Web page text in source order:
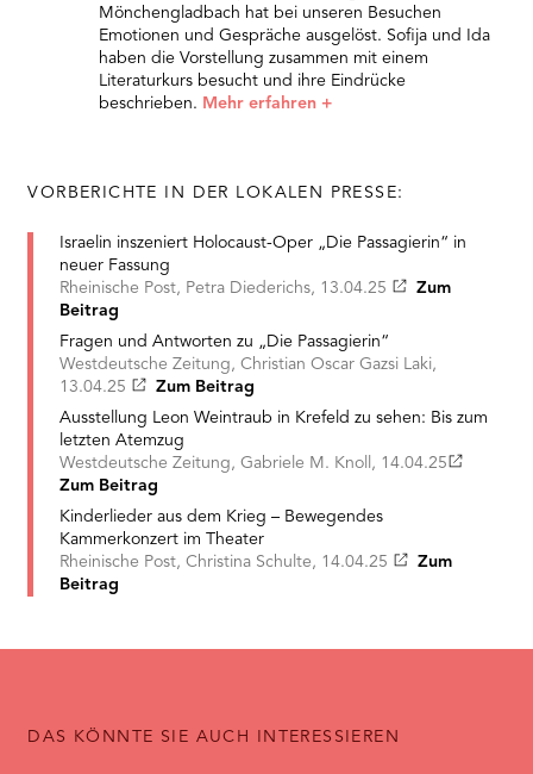
Mönchengladbach hat bei unseren Besuchen
Emotionen und Gespräche ausgelöst. Sofija und Ida
haben die Vorstellung zusammen mit einem
Literaturkurs besucht und ihre Eindrücke
beschrieben. Mehr erfahren +
VORBERICHTE IN DER LOKALEN PRESSE:
Israelin inszeniert Holocaust-Oper „Die Passagierin“ in
neuer Fassung
Rheinische Post, Petra Diederichs, 13.04.25
Zum
Beitrag
Fragen und Antworten zu „Die Passagierin“
Westdeutsche Zeitung, Christian Oscar Gazsi Laki,
13.04.25
Zum Beitrag
Ausstellung Leon Weintraub in Krefeld zu sehen: Bis zum
letzten Atemzug
Westdeutsche Zeitung, Gabriele M. Knoll, 14.04.25
Zum Beitrag
Kinderlieder aus dem Krieg – Bewegendes
Kammerkonzert im Theater
Rheinische Post, Christina Schulte, 14.04.25
Zum
Beitrag
DAS KÖNNTE SIE AUCH INTERESSIEREN